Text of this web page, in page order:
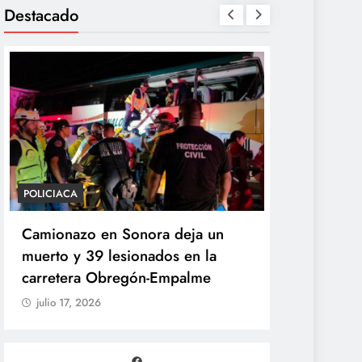
Destacado
POLICIACA
Camionazo en Sonora deja un
muerto y 39 lesionados en la
carretera Obregón-Empalme
julio 17, 2026